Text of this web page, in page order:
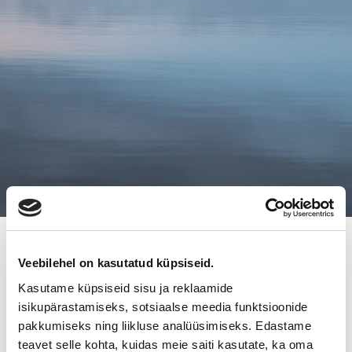
Veebilehel on kasutatud küpsiseid.
Kasutame küpsiseid sisu ja reklaamide
isikupärastamiseks, sotsiaalse meedia funktsioonide
pakkumiseks ning liikluse analüüsimiseks. Edastame
teavet selle kohta, kuidas meie saiti kasutate, ka oma
PARKETTI- JA RAKENNUSPALVELU
J. SUOMELA OY:N LIIKETOIMINTA
UUTEEN OMISTUKSEEN